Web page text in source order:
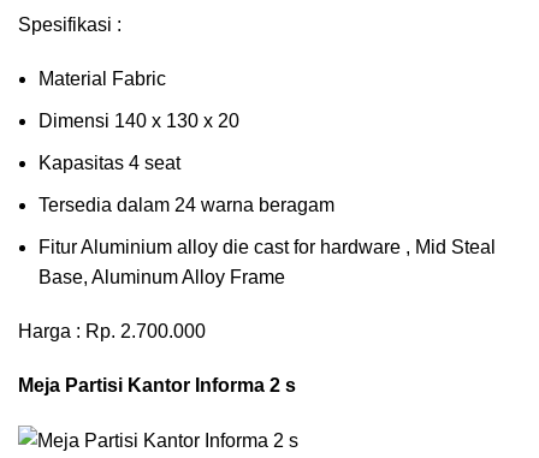
Spesifikasi :
Material Fabric
Dimensi 140 x 130 x 20
Kapasitas 4 seat
Tersedia dalam 24 warna beragam
Fitur Aluminium alloy die cast for hardware , Mid Steal
Base, Aluminum Alloy Frame
Harga : Rp. 2.700.000
Meja Partisi Kantor Informa 2 s